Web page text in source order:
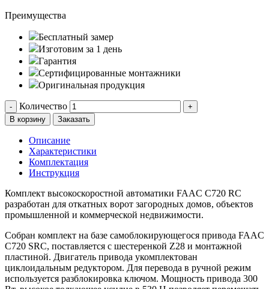
Преимущества
Бесплатный замер
Изготовим за 1 день
Гарантия
Сертифицированные монтажники
Оригинальная продукция
- Количество
+
В корзину
Заказать
Описание
Характеристики
Комплектация
Инструкция
Комплект высокоскоростной автоматики FAAC C720 RC
разработан для откатных ворот загородных домов, объектов
промышленной и коммерческой недвижимости.
Собран комплект на базе самоблокирующегося привода FAAC
C720 SRC, поставляется с шестеренкой Z28 и монтажной
пластиной. Двигатель привода укомплектован
циклоидальным редуктором. Для перевода в ручной режим
используется разблокировка ключом. Мощность привода 300